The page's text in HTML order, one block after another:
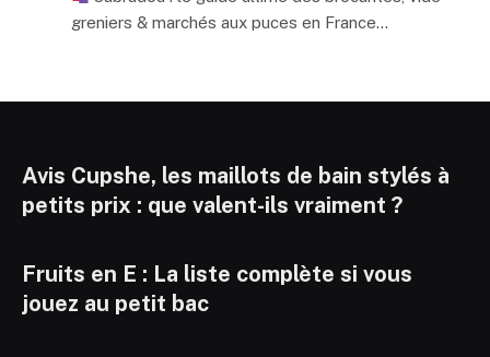
greniers & marchés aux puces en France…
Avis Cupshe, les maillots de bain stylés à
petits prix : que valent-ils vraiment ?
Fruits en E : La liste complète si vous
jouez au petit bac